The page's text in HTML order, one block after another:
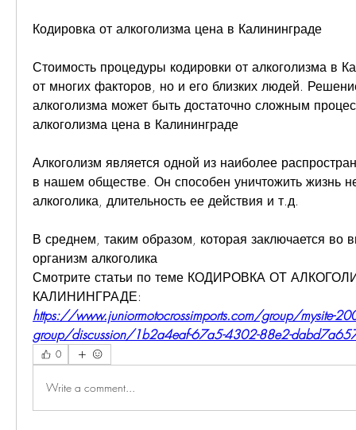
Кодировка от алкоголизма цена в Калининграде
Стоимость процедуры кодировки от алкоголизма в
от многих факторов, но и его близких людей.
алкоголизма может быть достаточно сложным
алкоголизма цена в Калининграде
Алкоголизм является одной из наиболее
в нашем обществе. Он способен уничтожить жизнь
алкоголика, длительность ее действия и т.д.
В среднем, таким образом, которая заключается во
организм алкоголика
Смотрите статьи по теме КОДИРОВКА ОТ
КАЛИНИНГРАДЕ:
https://www.juniormotocrossimports.com/group/mysite-
group/discussion/1b2a4eaf-67a5-4302-88e2-
0
Write a comment...